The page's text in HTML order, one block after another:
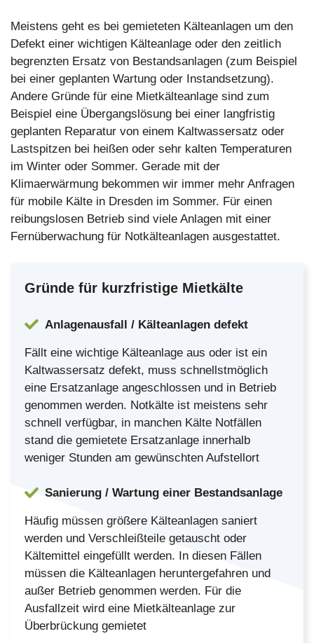
Meistens geht es bei gemieteten Kälteanlagen um den
Defekt einer wichtigen Kälteanlage oder den zeitlich
begrenzten Ersatz von Bestandsanlagen (zum Beispiel
bei einer geplanten Wartung oder Instandsetzung).
Andere Gründe für eine Mietkälteanlage sind zum
Beispiel eine Übergangslösung bei einer langfristig
geplanten Reparatur von einem Kaltwassersatz oder
Lastspitzen bei heißen oder sehr kalten Temperaturen
im Winter oder Sommer. Gerade mit der
Klimaerwärmung bekommen wir immer mehr Anfragen
für mobile Kälte in Dresden im Sommer. Für einen
reibungslosen Betrieb sind viele Anlagen mit einer
Fernüberwachung für Notkälteanlagen ausgestattet.
Gründe für kurzfristige Mietkälte
Anlagenausfall / Kälteanlagen defekt
Fällt eine wichtige Kälteanlage aus oder ist ein
Kaltwassersatz defekt, muss schnellstmöglich
eine Ersatzanlage angeschlossen und in Betrieb
genommen werden. Notkälte ist meistens sehr
schnell verfügbar, in manchen Kälte Notfällen
stand die gemietete Ersatzanlage innerhalb
weniger Stunden am gewünschten Aufstellort
Sanierung / Wartung einer Bestandsanlage
Häufig müssen größere Kälteanlagen saniert
werden und Verschleißteile getauscht oder
Kältemittel eingefüllt werden. In diesen Fällen
müssen die Kälteanlagen heruntergefahren und
außer Betrieb genommen werden. Für die
Ausfallzeit wird eine Mietkälteanlage zur
Überbrückung gemietet